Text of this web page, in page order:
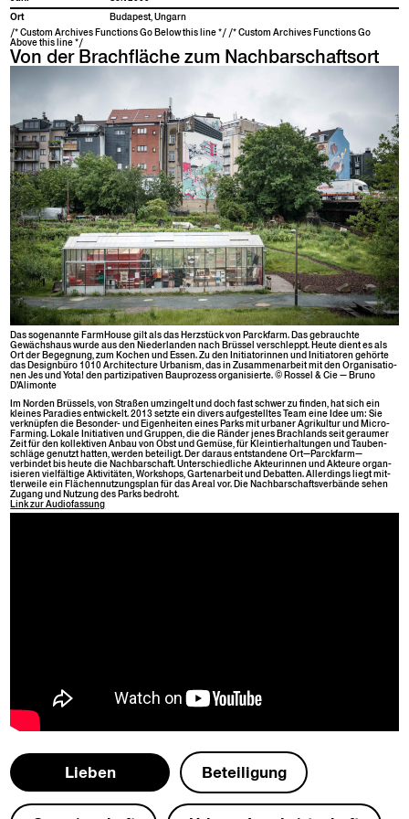
Ort
Budapest, Ungarn
/* Custom Archives Functions Go Below this line */ /* Custom Archives Functions Go
Above this line */
Von der Brachfläche zum Nachbarschaftsort
Das soge­nan­nte Farm­House gilt als das Herzstück von Par­ck­farm. Das gebrauchte
Gewächshaus wurde aus den Nieder­lan­den nach Brüs­sel ver­schleppt. Heute dient es als
Ort der Begeg­nung, zum Kochen und Essen. Zu den Ini­tia­torin­nen und Ini­tia­toren gehörte
das Design­büro 1010 Archi­tec­ture Urban­ism, das in Zusam­me­nar­beit mit den Organ­i­sa­tio­
nen Jes und Yota! den par­tizipa­tiv­en Bauprozess organ­isierte. © Rossel & Cie — Bruno
D’Alimonte
Im Nor­den Brüs­sels, von Straßen umzin­gelt und doch fast schw­er zu find­en, hat sich ein
kleines Paradies entwick­elt. 2013 set­zte ein divers aufgestelltes Team eine Idee um: Sie
verknüpfen die Beson­der- und Eigen­heit­en eines Parks mit urbaner Agrikul­tur und Micro-
Farm­ing. Lokale Ini­tia­tiv­en und Grup­pen, die die Rän­der jenes Brach­lands seit ger­aumer
Zeit für den kollek­tiv­en Anbau von Obst und Gemüse, für Klein­tier­hal­tun­gen und Tauben­
schläge genutzt hat­ten, wer­den beteiligt. Der daraus ent­standene Ort—Parckfarm—
verbindet bis heute die Nach­barschaft. Unter­schiedliche Akteurin­nen und Akteure organ­
isieren vielfältige Aktiv­itäten, Work­shops, Garte­nar­beit und Debat­ten. Allerd­ings liegt mit­
tler­weile ein Flächen­nutzungs­plan für das Are­al vor. Die Nach­barschaftsver­bände sehen
Zugang und Nutzung des Parks bedroht.
Link zurAudio­fas­sung
Lieben Beteili­gung